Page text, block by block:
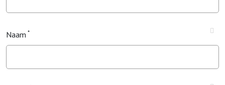
Naam